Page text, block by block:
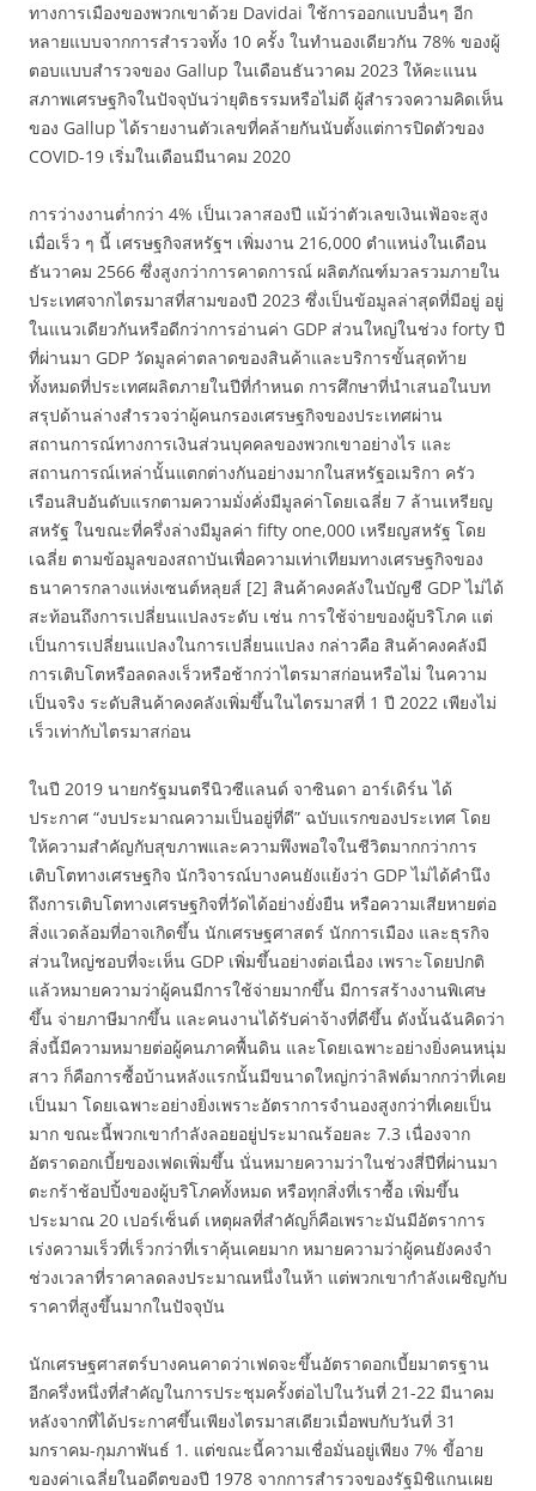
ทางการเมืองของพวกเขาด้วย Davidai ใช้การออกแบบอื่นๆ อีก
หลายแบบจากการสำรวจทั้ง 10 ครั้ง ในทำนองเดียวกัน 78% ของผู้
ตอบแบบสำรวจของ Gallup ในเดือนธันวาคม 2023 ให้คะแนน
สภาพเศรษฐกิจในปัจจุบันว่ายุติธรรมหรือไม่ดี ผู้สำรวจความคิดเห็น
ของ Gallup ได้รายงานตัวเลขที่คล้ายกันนับตั้งแต่การปิดตัวของ
COVID-19 เริ่มในเดือนมีนาคม 2020
การว่างงานต่ำกว่า 4% เป็นเวลาสองปี แม้ว่าตัวเลขเงินเฟ้อจะสูง
เมื่อเร็ว ๆ นี้ เศรษฐกิจสหรัฐฯ เพิ่มงาน 216,000 ตำแหน่งในเดือน
ธันวาคม 2566 ซึ่งสูงกว่าการคาดการณ์ ผลิตภัณฑ์มวลรวมภายใน
ประเทศจากไตรมาสที่สามของปี 2023 ซึ่งเป็นข้อมูลล่าสุดที่มีอยู่ อยู่
ในแนวเดียวกันหรือดีกว่าการอ่านค่า GDP ส่วนใหญ่ในช่วง forty ปี
ที่ผ่านมา GDP วัดมูลค่าตลาดของสินค้าและบริการขั้นสุดท้าย
ทั้งหมดที่ประเทศผลิตภายในปีที่กำหนด การศึกษาที่นำเสนอในบท
สรุปด้านล่างสำรวจว่าผู้คนกรองเศรษฐกิจของประเทศผ่าน
สถานการณ์ทางการเงินส่วนบุคคลของพวกเขาอย่างไร และ
สถานการณ์เหล่านั้นแตกต่างกันอย่างมากในสหรัฐอเมริกา ครัว
เรือนสิบอันดับแรกตามความมั่งคั่งมีมูลค่าโดยเฉลี่ย 7 ล้านเหรียญ
สหรัฐ ในขณะที่ครึ่งล่างมีมูลค่า fifty one,000 เหรียญสหรัฐ โดย
เฉลี่ย ตามข้อมูลของสถาบันเพื่อความเท่าเทียมทางเศรษฐกิจของ
ธนาคารกลางแห่งเซนต์หลุยส์ [2] สินค้าคงคลังในบัญชี GDP ไม่ได้
สะท้อนถึงการเปลี่ยนแปลงระดับ เช่น การใช้จ่ายของผู้บริโภค แต่
เป็นการเปลี่ยนแปลงในการเปลี่ยนแปลง กล่าวคือ สินค้าคงคลังมี
การเติบโตหรือลดลงเร็วหรือช้ากว่าไตรมาสก่อนหรือไม่ ในความ
เป็นจริง ระดับสินค้าคงคลังเพิ่มขึ้นในไตรมาสที่ 1 ปี 2022 เพียงไม่
เร็วเท่ากับไตรมาสก่อน
ในปี 2019 นายกรัฐมนตรีนิวซีแลนด์ จาซินดา อาร์เดิร์น ได้
ประกาศ “งบประมาณความเป็นอยู่ที่ดี” ฉบับแรกของประเทศ โดย
ให้ความสำคัญกับสุขภาพและความพึงพอใจในชีวิตมากกว่าการ
เติบโตทางเศรษฐกิจ นักวิจารณ์บางคนยังแย้งว่า GDP ไม่ได้คำนึง
ถึงการเติบโตทางเศรษฐกิจที่วัดได้อย่างยั่งยืน หรือความเสียหายต่อ
สิ่งแวดล้อมที่อาจเกิดขึ้น นักเศรษฐศาสตร์ นักการเมือง และธุรกิจ
ส่วนใหญ่ชอบที่จะเห็น GDP เพิ่มขึ้นอย่างต่อเนื่อง เพราะโดยปกติ
แล้วหมายความว่าผู้คนมีการใช้จ่ายมากขึ้น มีการสร้างงานพิเศษ
ขึ้น จ่ายภาษีมากขึ้น และคนงานได้รับค่าจ้างที่ดีขึ้น ดังนั้นฉันคิดว่า
สิ่งนี้มีความหมายต่อผู้คนภาคพื้นดิน และโดยเฉพาะอย่างยิ่งคนหนุ่ม
สาว ก็คือการซื้อบ้านหลังแรกนั้นมีขนาดใหญ่กว่าลิฟต์มากกว่าที่เคย
เป็นมา โดยเฉพาะอย่างยิ่งเพราะอัตราการจำนองสูงกว่าที่เคยเป็น
มาก ขณะนี้พวกเขากำลังลอยอยู่ประมาณร้อยละ 7.3 เนื่องจาก
อัตราดอกเบี้ยของเฟดเพิ่มขึ้น นั่นหมายความว่าในช่วงสี่ปีที่ผ่านมา
ตะกร้าช้อปปิ้งของผู้บริโภคทั้งหมด หรือทุกสิ่งที่เราซื้อ เพิ่มขึ้น
ประมาณ 20 เปอร์เซ็นต์ เหตุผลที่สำคัญก็คือเพราะมันมีอัตราการ
เร่งความเร็วที่เร็วกว่าที่เราคุ้นเคยมาก หมายความว่าผู้คนยังคงจำ
ช่วงเวลาที่ราคาลดลงประมาณหนึ่งในห้า แต่พวกเขากำลังเผชิญกับ
ราคาที่สูงขึ้นมากในปัจจุบัน
นักเศรษฐศาสตร์บางคนคาดว่าเฟดจะขึ้นอัตราดอกเบี้ยมาตรฐาน
อีกครึ่งหนึ่งที่สำคัญในการประชุมครั้งต่อไปในวันที่ 21-22 มีนาคม
หลังจากที่ได้ประกาศขึ้นเพียงไตรมาสเดียวเมื่อพบกับวันที่ 31
มกราคม-กุมภาพันธ์ 1. แต่ขณะนี้ความเชื่อมั่นอยู่เพียง 7% ขี้อาย
ของค่าเฉลี่ยในอดีตของปี 1978 จากการสำรวจของรัฐมิชิแกนเผย